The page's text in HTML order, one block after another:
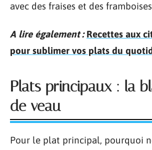
avec des fraises et des
A lire également : Recettes aux
pour sublimer vos plats du
Plats principaux : la
de veau
Pour le plat principal, pourquoi